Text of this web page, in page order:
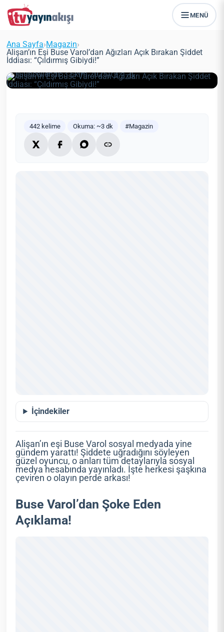
MENÜ
Ana Sayfa›Magazin›
Alişan’ın Eşi Buse Varol’dan Ağızları Açık Bırakan Şiddet
İddiası: “Çıldırmış Gibiydi!”
Alişan’ın Eşi Buse Varol’dan
İddiası: “Çıldırmış Gibiydi!”
Zeynep Öztürk Magazin
(Güncellendi: 3 Ekim 2025)
3 dk
442 kelime Okuma: ~3 dk #Magazin
İçindekiler
Alişan’ın eşi Buse Varol sosyal medyada yine
gündem yarattı! Şiddete uğradığını söyleyen
güzel oyuncu, o anları tüm detaylarıyla sosyal
medya hesabında yayınladı. İşte herkesi şaşkına
çeviren o olayın perde arkası!
Buse Varol’dan Şoke Eden
Açıklama!